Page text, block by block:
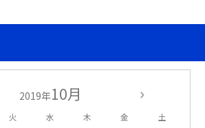
2019年10月
火 水 木 金 土